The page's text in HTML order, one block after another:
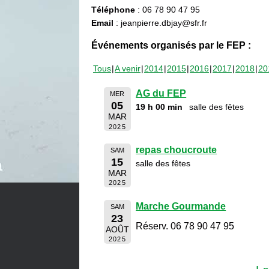
Téléphone : 06 78 90 47 95
Email : jeanpierre.dbjay@sfr.fr
Événements organisés par le FEP :
Tous A venir 2014 2015 2016 2017 2018
MER
05
MAR
2025
AG du FEP
19 h 00 min salle des fêtes
SAM
15
MAR
2025
repas choucroute
salle des fêtes
SAM
23
AOÛT
2025
Marche Gourmande
Réserv. 06 78 90 47 95